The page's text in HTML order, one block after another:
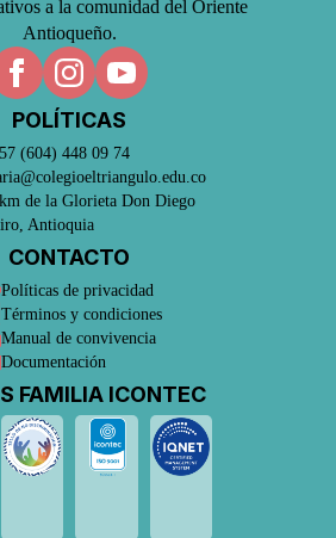
a la comunidad del Oriente
Antioqueño.
POLÍTICAS
(604) 448 09 74
de la Glorieta Don Diego
Antioquia
CONTACTO
Políticas de privacidad
Términos y condiciones
Manual de convivencia
Documentación
FAMILIA ICONTEC